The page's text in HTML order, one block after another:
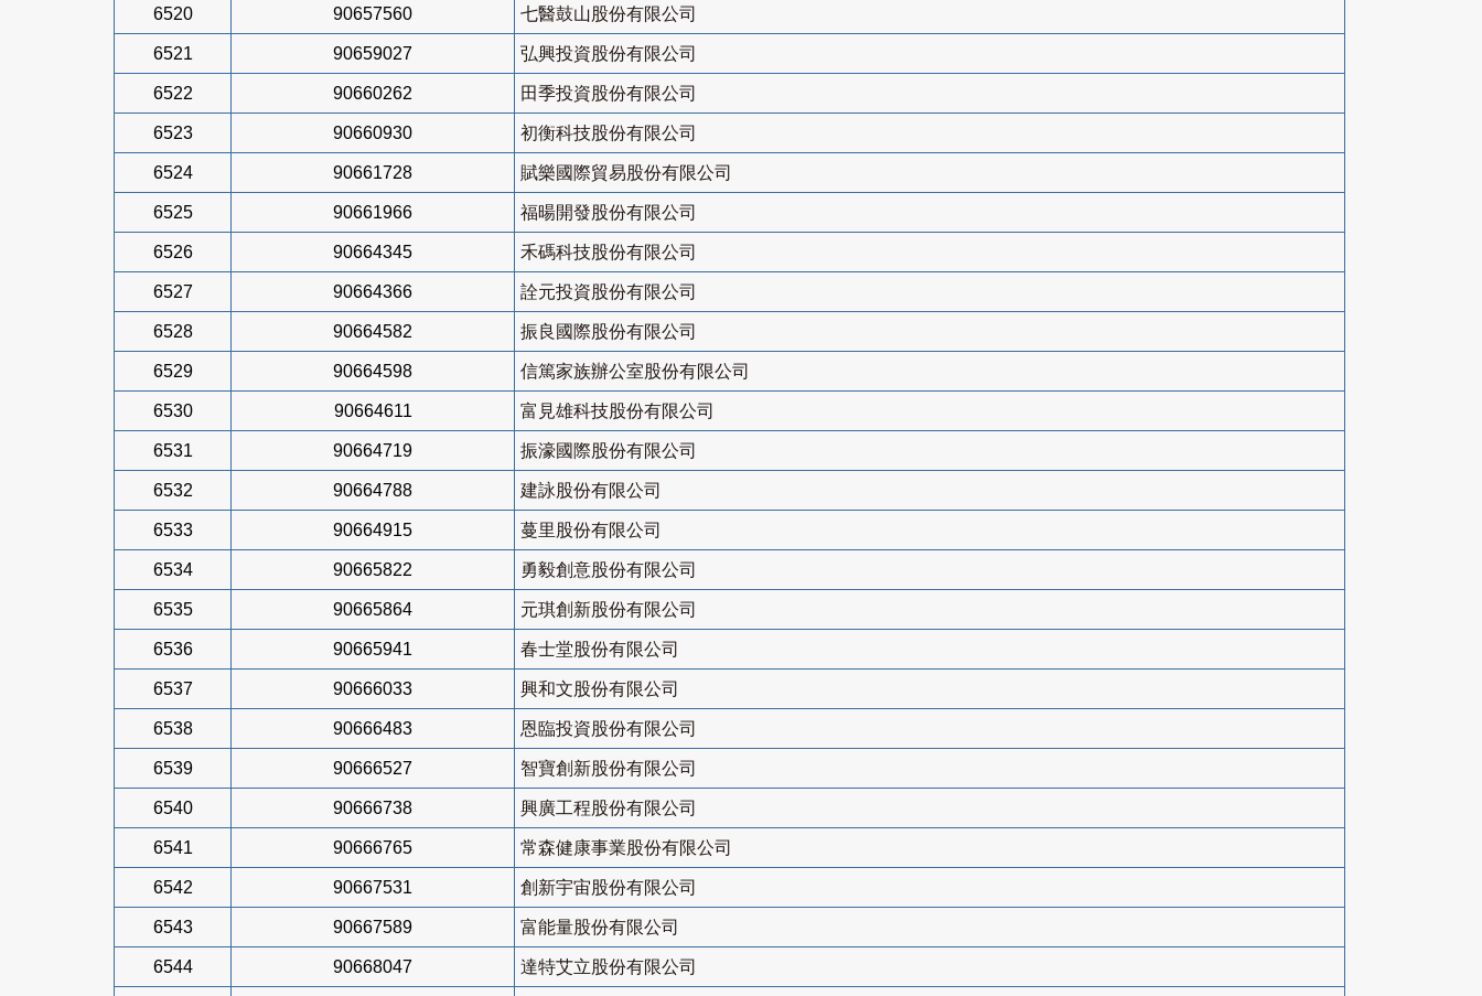
6520 90657560 七醫鼓山股份有限公司
6521 90659027 弘興投資股份有限公司
6522 90660262 田季投資股份有限公司
6523 90660930 初衡科技股份有限公司
6524 90661728 賦樂國際貿易股份有限公司
6525 90661966 福暘開發股份有限公司
6526 90664345 禾碼科技股份有限公司
6527 90664366 詮元投資股份有限公司
6528 90664582 振良國際股份有限公司
6529 90664598 信篤家族辦公室股份有限公司
6530 90664611 富見雄科技股份有限公司
6531 90664719 振濠國際股份有限公司
6532 90664788 建詠股份有限公司
6533 90664915 蔓里股份有限公司
6534 90665822 勇毅創意股份有限公司
6535 90665864 元琪創新股份有限公司
6536 90665941 春士堂股份有限公司
6537 90666033 興和文股份有限公司
6538 90666483 恩臨投資股份有限公司
6539 90666527 智寶創新股份有限公司
6540 90666738 興廣工程股份有限公司
6541 90666765 常森健康事業股份有限公司
6542 90667531 創新宇宙股份有限公司
6543 90667589 富能量股份有限公司
6544 90668047 達特艾立股份有限公司